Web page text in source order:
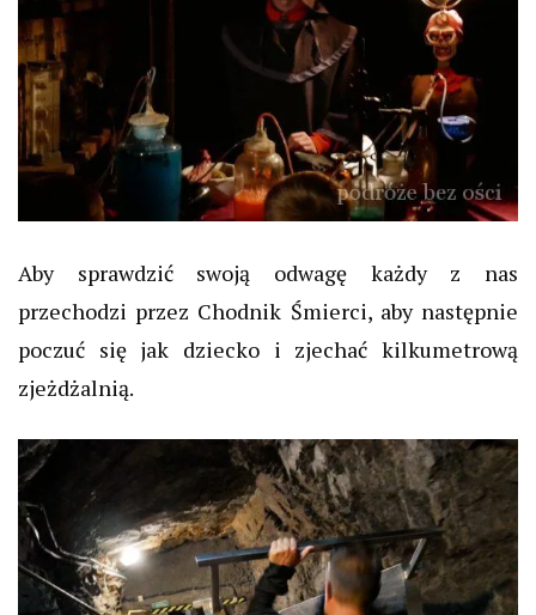
Aby sprawdzić swoją odwagę każdy z nas
przechodzi przez Chodnik Śmierci, aby następnie
poczuć się jak dziecko i zjechać kilkumetrową
zjeżdżalnią.